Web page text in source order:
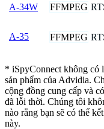
A-34W FFMPEG
A-35 FFMPEG
* iSpyConnect không có
sản phẩm của Advidia.
cộng đồng cung cấp và
đã lỗi thời. Chúng tôi
nào rằng bạn sẽ có thể
này.